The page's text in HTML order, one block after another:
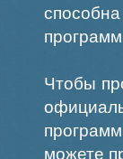
Чтобы
можете